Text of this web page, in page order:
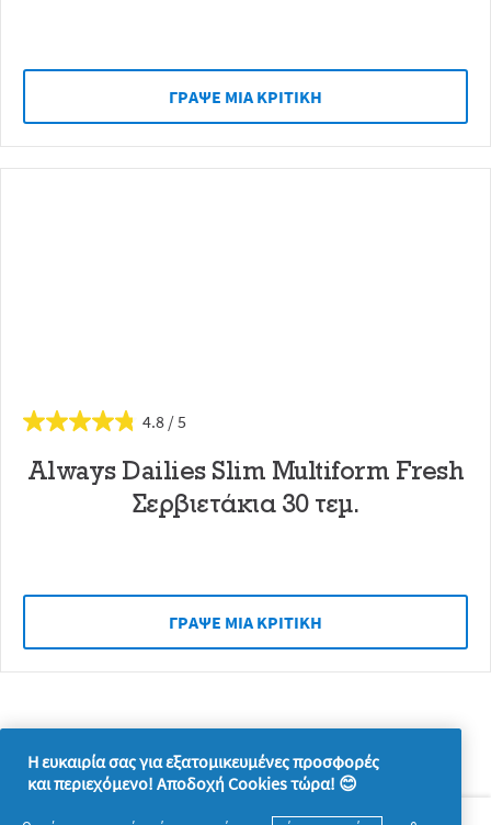
ΓΡAΨΕ ΜIΑ ΚΡΙΤΙΚH
4.8
Always Dailies Slim Multiform Fresh
Σερβιετάκια 30 τεμ.
ΓΡAΨΕ ΜIΑ ΚΡΙΤΙΚH
Η ευκαιρία σας για εξατομικευμένες προσφορές
και περιεχόμενο! Αποδοχή Cookies τώρα! 😊